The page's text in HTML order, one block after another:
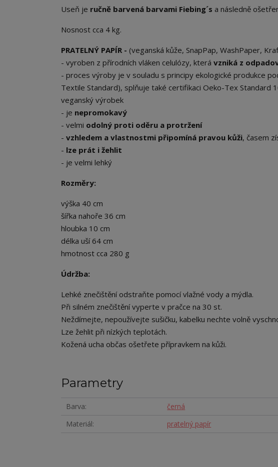
Useň je ručně barvená barvami Fiebing´s a následně
Nosnost cca 4 kg.
PRATELNÝ PAPÍR - (veganská kůže, SnapPap, WashPaper,
- vyroben z přírodních vláken celulózy, která vzniká z
- proces výroby je v souladu s principy ekologické produkce
Textile Standard), splňuje také certifikaci Oeko-Tex Standard
veganský výrobek
- je nepromokavý
- velmi odolný proti oděru a protržení
- vzhledem a vlastnostmi připomíná pravou kůži, časem
- lze prát i žehlit
- je velmi lehký
Rozměry:
výška 40 cm
šířka nahoře 36 cm
hloubka 10 cm
délka uší 64 cm
hmotnost cca 280 g
Údržba:
Lehké znečištění odstraňte pomocí vlažné vody a mýdla.
Při silném znečištění vyperte v pračce na 30 st.
Neždímejte, nepoužívejte sušičku, kabelku nechte volně
Lze žehlit při nízkých teplotách.
Kožená ucha občas ošetřete přípravkem na kůži.
Parametry
Barva
černá
Materiál
pratelný papír